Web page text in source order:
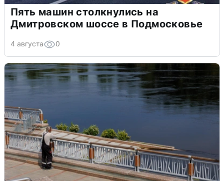
Пять машин столкнулись на
Дмитровском шоссе в Подмосковье
4 августа 0